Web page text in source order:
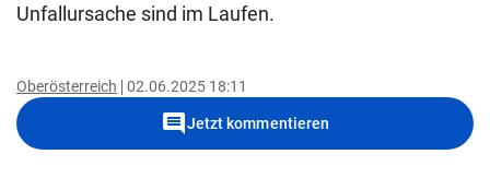
Unfallursache sind im Laufen.
Oberösterreich 02.06.2025 18:11
commentJetzt kommentieren